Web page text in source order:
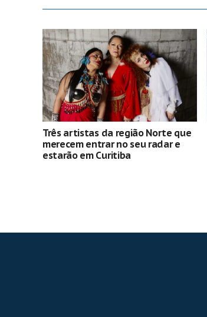
Três artistas da região Norte que
merecem entrar no seu radar e
estarão em Curitiba